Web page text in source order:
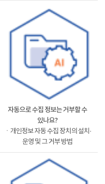
자동으로 수집 정보는 거부할 수
있나요?
ㆍ개인정보 자동 수집 장치의 설치·
운영 및 그 거부 방법